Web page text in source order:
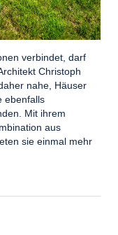
verbindet, darf
Christoph
nahe, Häuser
ebenfalls
Mit ihrem
aus
sie einmal mehr